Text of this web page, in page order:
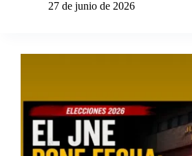
27 de junio de 2026